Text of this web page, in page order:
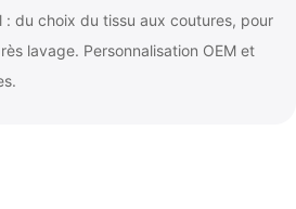
: du choix du tissu aux coutures, pour
lavage. Personnalisation OEM et